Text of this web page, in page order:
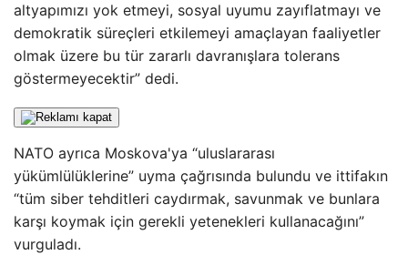
altyapımızı yok etmeyi, sosyal uyumu zayıflatmayı ve
demokratik süreçleri etkilemeyi amaçlayan faaliyetler
olmak üzere bu tür zararlı davranışlara tolerans
göstermeyecektir” dedi.
NATO ayrıca Moskova'ya “uluslararası
yükümlülüklerine” uyma çağrısında bulundu ve ittifakın
“tüm siber tehditleri caydırmak, savunmak ve bunlara
karşı koymak için gerekli yetenekleri kullanacağını”
vurguladı.